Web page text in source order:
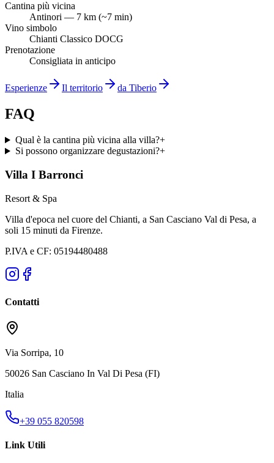
Cantina più vicina
Antinori — 7 km (~7 min)
Vino simbolo
Chianti Classico DOCG
Prenotazione
Consigliata in anticipo
Esperienze Il territorio da Tiberio
FAQ
Qual è la cantina più vicina alla villa?+
Si possono organizzare degustazioni?+
Villa I Barronci
Resort & Spa
Villa d'epoca nel cuore del Chianti, a San Casciano Val di Pesa, a
soli 15 minuti da Firenze.
P.IVA e CF: 05194480488
Contatti
Via Sorripa, 10
50026 San Casciano In Val Di Pesa (FI)
Italia
+39 055 820598
Link Utili